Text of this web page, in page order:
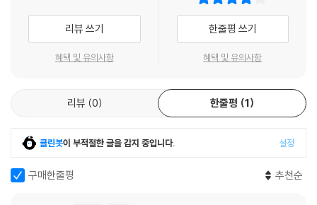
리뷰 쓰기
혜택 및 유의사항
한줄평 쓰기
혜택 및 유의사항
리뷰 0 한줄평 1
클린봇이 부적절한 글을 감지 중입니다. 설정
구매한줄평 추천순